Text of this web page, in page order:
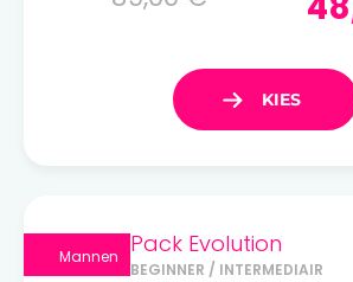
Mannen Pack Evolution
BEGINNER / INTERMEDIAIR